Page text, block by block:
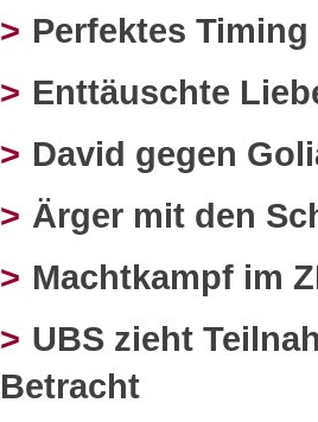
> Perfektes Timing
> Enttäuschte
> David gegen
> Ärger mit den
> Machtkampf im
> UBS zieht
Betracht